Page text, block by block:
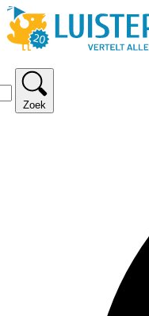
Zoek